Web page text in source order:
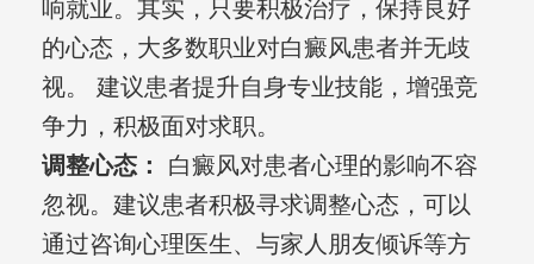
响就业。其实，只要积极治疗，保持良好
的心态，大多数职业对白癜风患者并无歧
视。 建议患者提升自身专业技能，增强竞
争力，积极面对求职。
调整心态：
白癜风对患者心理的影响不容
忽视。建议患者积极寻求调整心态，可以
通过咨询心理医生、与家人朋友倾诉等方